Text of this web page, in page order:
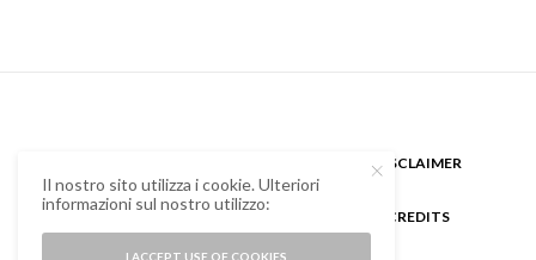
DISCLAIMER
CREDITS
Il nostro sito utilizza i cookie. Ulteriori
informazioni sul nostro utilizzo:
I ACCEPT USE OF COOKIES